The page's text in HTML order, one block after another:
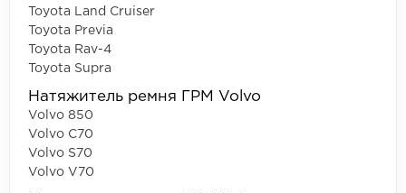
Toyota Land Cruiser
Toyota Previa
Toyota Rav-4
Toyota Supra
Натяжитель ремня ГРМ Volvo
Volvo 850
Volvo C70
Volvo S70
Volvo V70